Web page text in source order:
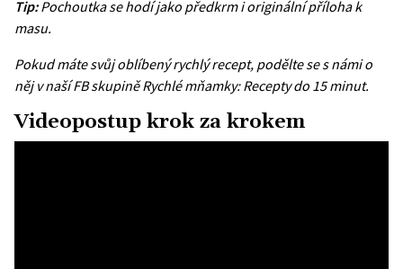
Tip:Pochoutka se hodí jako předkrm i originální příloha k
masu.
Pokud máte svůj oblíbený rychlý recept, podělte se s námi o
něj v naší FB skupiněRychlé mňamky: Recepty do 15 minut.
Videopostup krok za krokem